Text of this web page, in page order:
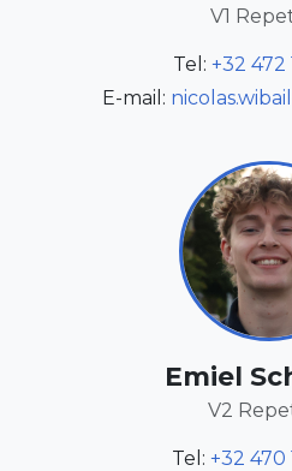
V1
Tel: +32 472
E-mail:
Emiel
V2
Tel: +32 470